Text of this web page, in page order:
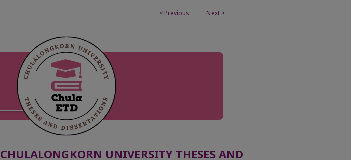
< Previous Next >
CHULALONGKORN UNIVERSITY THESES AND